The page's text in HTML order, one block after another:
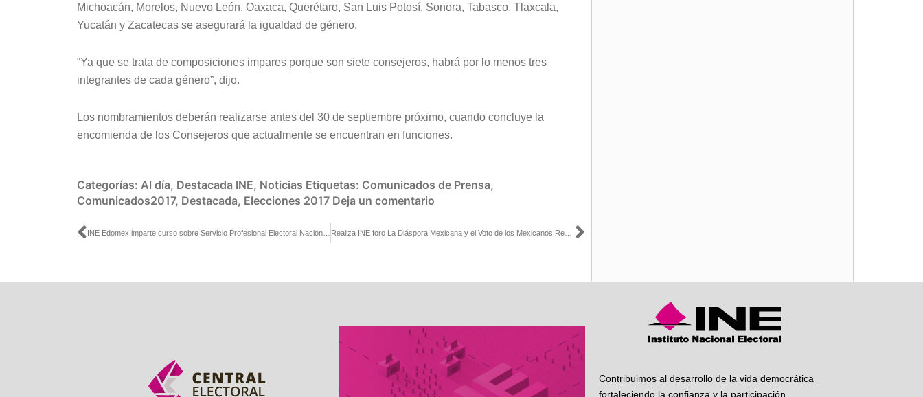
Michoacán, Morelos, Nuevo León, Oaxaca, Querétaro, San Luis Potosí, Sonora, Tabasco, Tlaxcala,
Yucatán y Zacatecas se asegurará la igualdad de género.
“Ya que se trata de composiciones impares porque son siete consejeros, habrá por lo menos tres
integrantes de cada género”, dijo.
Los nombramientos deberán realizarse antes del 30 de septiembre próximo, cuando concluye la
encomienda de los Consejeros que actualmente se encuentran en funciones.
Categorías: Al día, Destacada INE, Noticias Etiquetas: Comunicados de Prensa,
Comunicados2017, Destacada, Elecciones 2017 Deja un comentario
Ant Siguiente
Contribuimos al desarrollo de la vida democrática
fortaleciendo la confianza y la participación